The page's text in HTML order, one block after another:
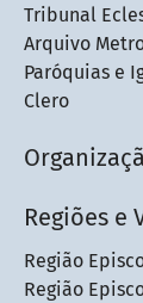
Tribunal
Arquivo
Paróquias e
Clero
Regiões e
Região
Região